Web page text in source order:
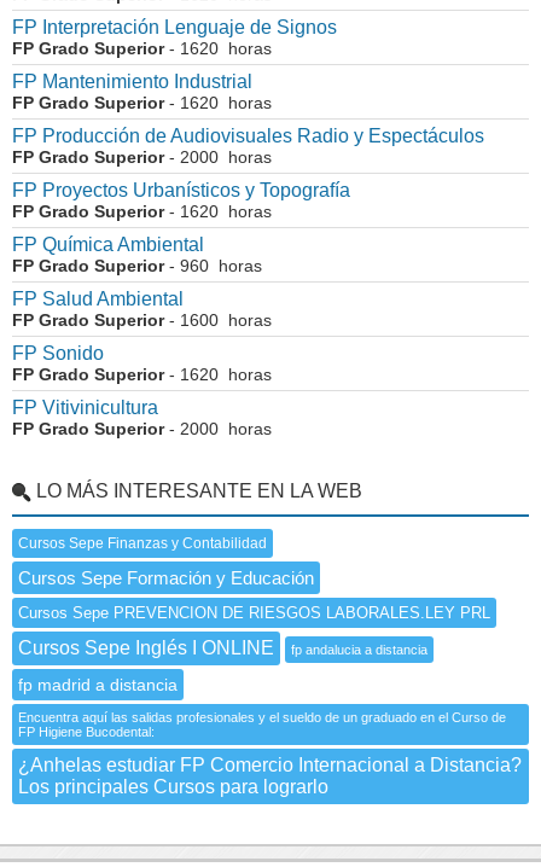
FP Interpretación Lenguaje de Signos
FP Grado Superior- 1620 horas
FP Mantenimiento Industrial
FP Grado Superior- 1620 horas
FP Producción de Audiovisuales Radio y Espectáculos
FP Grado Superior- 2000 horas
FP Proyectos Urbanísticos y Topografía
FP Grado Superior- 1620 horas
FP Química Ambiental
FP Grado Superior- 960 horas
FP Salud Ambiental
FP Grado Superior- 1600 horas
FP Sonido
FP Grado Superior- 1620 horas
FP Vitivinicultura
FP Grado Superior- 2000 horas
LO MÁS INTERESANTE EN LA WEB
Cursos Sepe Finanzas y Contabilidad
Cursos Sepe Formación y Educación
Cursos Sepe PREVENCION DE RIESGOS LABORALES.LEY PRL
Cursos Sepe Inglés I ONLINE fp andalucia a distancia
fp madrid a distancia
Encuentra aquí las salidas profesionales y el sueldo de un graduado en el Curso de
FP Higiene Bucodental:
¿Anhelas estudiar FP Comercio Internacional a Distancia?
Los principales Cursos para lograrlo